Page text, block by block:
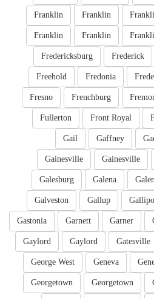
Franklin
Franklin
Franklin
Franklin
Frederick
Fredericksburg
Fredonia
Freehold
Frenchburg
Fresno
Front Royal
Fullerton
Gaffney
Gail
Gainesville
Gainesville
Galena
Galesburg
Gallup
Galveston
Garner
Garnett
Gastonia
Gatesville
Gaylord
Gaylord
Geneva
George West
Georgetown
Georgetown